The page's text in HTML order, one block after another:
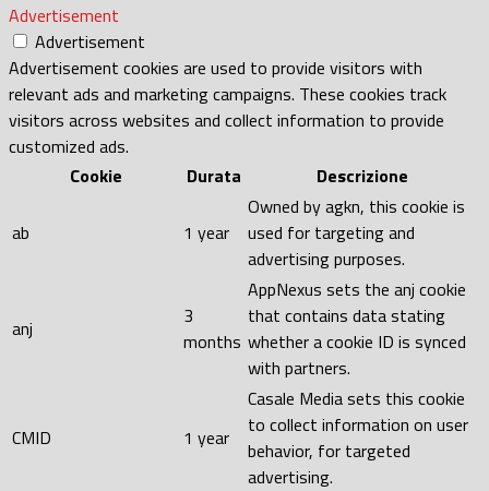
Advertisement
Advertisement
Advertisement cookies are used to provide visitors with
relevant ads and marketing campaigns. These cookies track
visitors across websites and collect information to provide
customized ads.
Cookie
Durata Descrizione
ab 1 year
Owned by agkn, this cookie is
used for targeting and
advertising purposes.
anj
3
months
AppNexus sets the anj cookie
that contains data stating
whether a cookie ID is synced
with partners.
CMID 1 year
Casale Media sets this cookie
to collect information on user
behavior, for targeted
advertising.